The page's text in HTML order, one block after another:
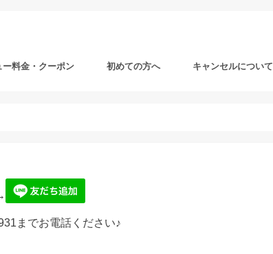
ー料金・クーポン 初めての方へ キャンセルについて
までお電話ください♪